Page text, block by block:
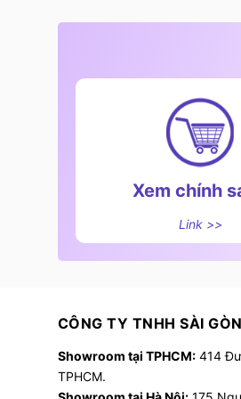
Xem chính
Link >>
CÔNG TY TNHH SÀI
Showroom tại TPHCM:414
TPHCM.